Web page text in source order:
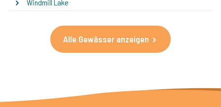
Windmill Lake
Alle Gewässer anzeigen